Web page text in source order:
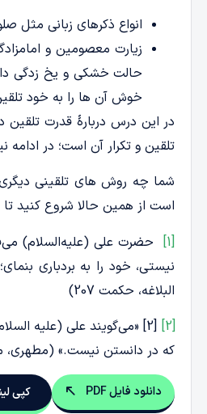
انواع ذکرهای زبانی مثل
زیارت معصومین و
حالت خشکی و یخ زدگی
خوش آن ها را به خود
در این درس دربارۀ قدرت
تلقین و تکرار آن است؛ در ادامه
شما چه روش های تلقینی دیگری
است از همین حالا شروع کنید
[1]
حضرت علی (علیه‌السلام)
نیستى، خود را به بردبارى
البلاغه، حکمت 207)
[2]
[2] «می‌گویند علی (علیه
که در دانستن نیست.» (مطهری،
دانلود فایل PDF کپی